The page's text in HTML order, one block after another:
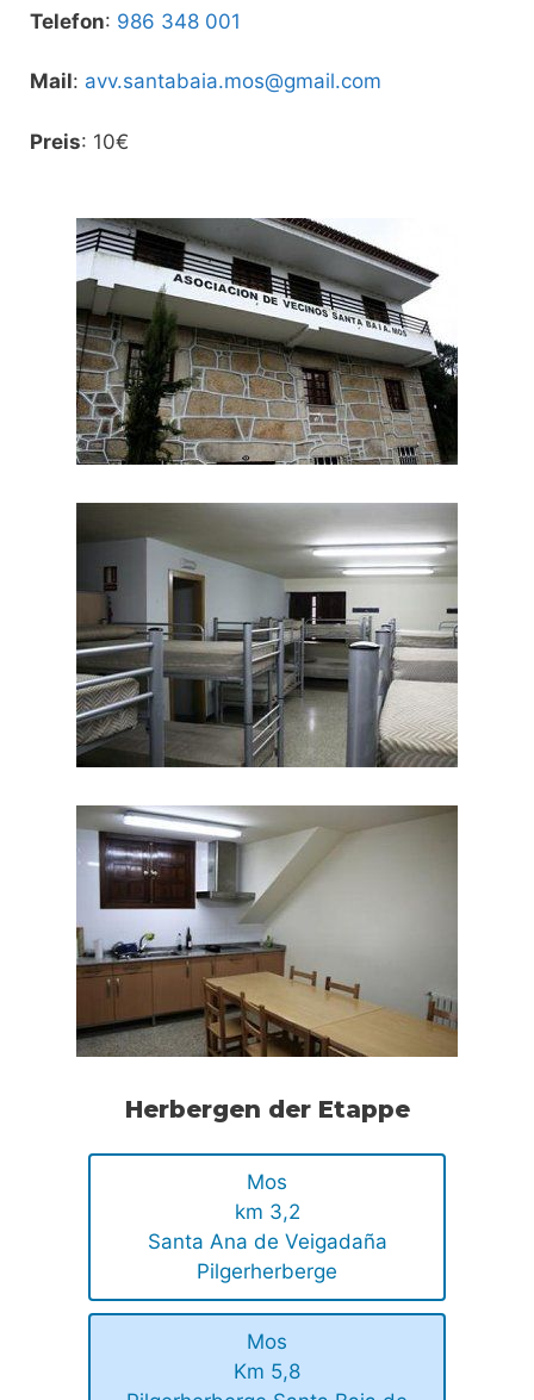
Telefon: 986 348 001
Mail: avv.santabaia.mos@gmail.com
Preis: 10€
Herbergen der Etappe
Mos
km 3,2
Santa Ana de Veigadaña
Pilgerherberge
Mos
Km 5,8